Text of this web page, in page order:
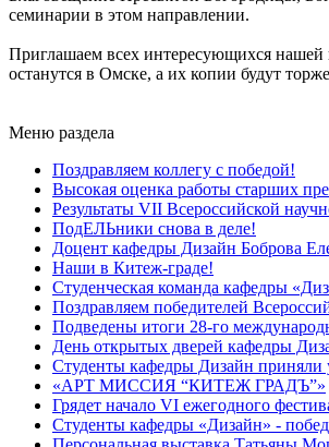
семинарии в этом направлении.
Приглашаем всех интересующихся нашей
останутся в Омске, а их копии будут
Меню раздела
Поздравляем коллегу с победой!
Высокая оценка работы старших
Результаты VII Всероссийской
ПодЕЛЬники снова в деле!
Доцент кафедры Дизайн Боброва
Наши в Китеж-граде!
Студенческая команда кафедры
Поздравляем победителей
Подведены итоги 28-го
День открытых дверей кафедры
Студенты кафедры Дизайн приняли
«АРТ МИССИЯ “КИТЕЖ ГРАДЪ”»
Грядет начало VI ежегодного
Студенты кафедры «Дизайн» -